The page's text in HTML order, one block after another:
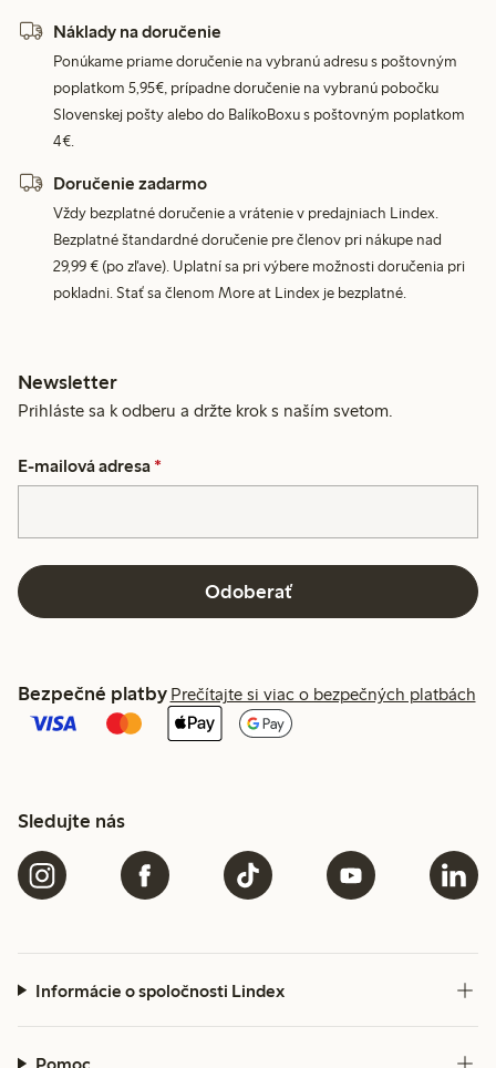
Náklady na doručenie
Ponúkame priame doručenie na vybranú adresu s poštovným
poplatkom 5,95€, prípadne doručenie na vybranú pobočku
Slovenskej pošty alebo do BalíkoBoxu s poštovným poplatkom
4€.
Doručenie zadarmo
Vždy bezplatné doručenie a vrátenie v predajniach Lindex.
Bezplatné štandardné doručenie pre členov pri nákupe nad
29,99 € (po zľave). Uplatní sa pri výbere možnosti doručenia pri
pokladni. Stať sa členom More at Lindex je bezplatné.
Newsletter
Prihláste sa k odberu a držte krok s naším svetom.
E-mailová adresa *
Odoberať
Bezpečné platby Prečítajte si viac o bezpečných platbách
Sledujte nás
Informácie o spoločnosti Lindex